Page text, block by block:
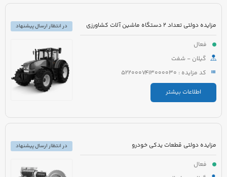
مزایده دولتی تعداد 2 دستگاه ماشین آلات کشاورزی
فعال
گیلان - شفت
کد مزایده : 5220007413000030
اطلاعات بیشتر
در انتظار ارسال پیشنهاد
مزایده دولتی قطعات یدکی خودرو
فعال
در انتظار ارسال پیشنهاد